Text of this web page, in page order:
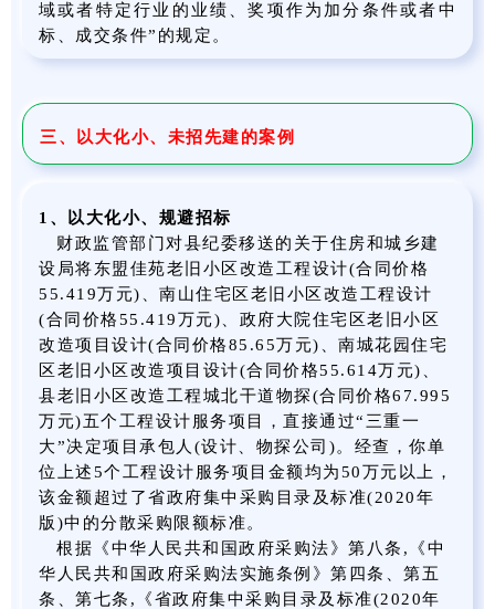
域或者特定行业的业绩、奖项作为加分条件或者中
标、成交条件”的规定。
三、以大化小、未招先建的案例
1、以大化小、规避招标
财政监管部门对县纪委移送的关于住房和城乡建
设局将东盟佳苑老旧小区改造工程设计(合同价格
55.419万元)、南山住宅区老旧小区改造工程设计
(合同价格55.419万元)、政府大院住宅区老旧小区
改造项目设计(合同价格85.65万元)、南城花园住宅
区老旧小区改造项目设计(合同价格55.614万元)、
县老旧小区改造工程城北干道物探(合同价格67.995
万元)五个工程设计服务项目，直接通过“三重一
大”决定项目承包人(设计、物探公司)。经查，你单
位上述5个工程设计服务项目金额均为50万元以上，
该金额超过了省政府集中采购目录及标准(2020年
版)中的分散采购限额标准。
根据《中华人民共和国政府采购法》第八条,《中
华人民共和国政府采购法实施条例》第四条、第五
条、第七条,《省政府集中采购目录及标准(2020年